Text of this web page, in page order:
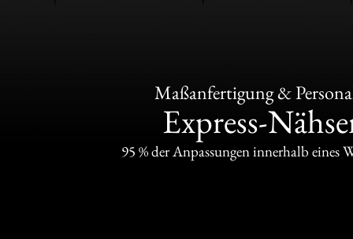
Maßanfertigung &
Express-
95 % der Anpassungen innerhalb eines